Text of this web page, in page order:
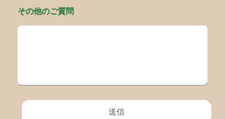
その他のご質問